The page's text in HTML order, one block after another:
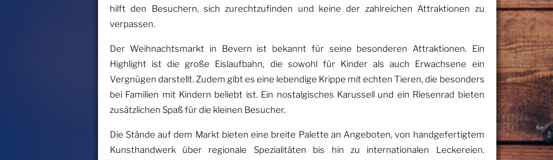
hilft den Besuchern, sich zurechtzufinden und keine der zahlreichen Attraktionen zu
verpassen.
Der Weihnachtsmarkt in Bevern ist bekannt für seine besonderen Attraktionen. Ein
Highlight ist die große Eislaufbahn, die sowohl für Kinder als auch Erwachsene ein
Vergnügen darstellt. Zudem gibt es eine lebendige Krippe mit echten Tieren, die besonders
bei Familien mit Kindern beliebt ist. Ein nostalgisches Karussell und ein Riesenrad bieten
zusätzlichen Spaß für die kleinen Besucher.
Die Stände auf dem Markt bieten eine breite Palette an Angeboten, von handgefertigtem
Kunsthandwerk über regionale Spezialitäten bis hin zu internationalen Leckereien.